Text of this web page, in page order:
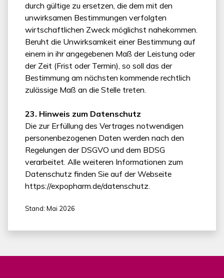
durch gültige zu ersetzen, die dem mit den
unwirksamen Bestimmungen verfolgten
wirtschaftlichen Zweck möglichst nahekommen.
Beruht die Unwirksamkeit einer Bestimmung auf
einem in ihr angegebenen Maß der Leistung oder
der Zeit (Frist oder Termin), so soll das der
Bestimmung am nächsten kommende rechtlich
zulässige Maß an die Stelle treten.
23. Hinweis zum Datenschutz
Die zur Erfüllung des Vertrages notwendigen
personenbezogenen Daten werden nach den
Regelungen der DSGVO und dem BDSG
verarbeitet. Alle weiteren Informationen zum
Datenschutz finden Sie auf der Webseite
https://expopharm.de/datenschutz.
Stand: Mai 2026